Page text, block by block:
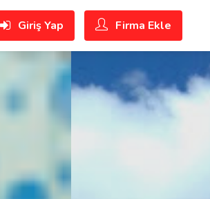
Giriş Yap Firma Ekle